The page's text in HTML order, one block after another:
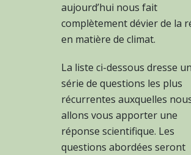
aujourd’hui nous fait
complètement dévier de la
en matière de climat.
La liste ci-dessous dresse
série de questions les plus
récurrentes auxquelles
allons vous apporter une
réponse scientifique. Les
questions abordées seront